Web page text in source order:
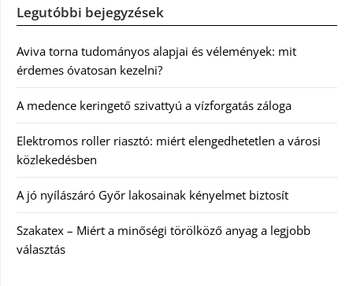
Legutóbbi bejegyzések
Aviva torna tudományos alapjai és vélemények: mit
érdemes óvatosan kezelni?
A medence keringető szivattyú a vízforgatás záloga
Elektromos roller riasztó: miért elengedhetetlen a városi
közlekedésben
A jó nyílászáró Győr lakosainak kényelmet biztosít
Szakatex – Miért a minőségi törölköző anyag a legjobb
választás